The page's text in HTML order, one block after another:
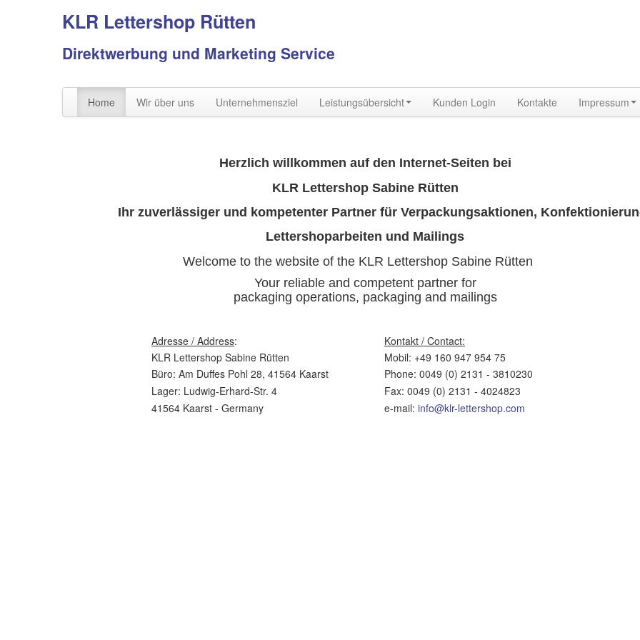
KLR Lettershop Rütten
Direktwerbung und Marketing Service
Home Wir über uns Unternehmensziel Leistungsübersicht Kunden Login Kontakte Impressum
Herzlich willkommen auf den Internet-Seiten bei
KLR Lettershop Sabine Rütten
Ihr zuverlässiger und kompetenter Partner für Verpackungsaktionen,
Lettershoparbeiten und Mailings
Welcome to the website of the KLR Lettershop Sabine Rütten
Your reliable and competent partner for
packaging operations, packaging and mailings
Adresse / Address:
Kontakt / Contact:
KLR Lettershop Sabine Rütten
Mobil: +49 160 947 954 75
Büro: Am Duffes Pohl 28, 41564 Kaarst
Phone: 0049 (0) 2131 - 3810230
Lager: Ludwig-Erhard-Str. 4
Fax: 0049 (0) 2131 - 4024823
41564 Kaarst - Germany
e-mail: info@klr-lettershop.com